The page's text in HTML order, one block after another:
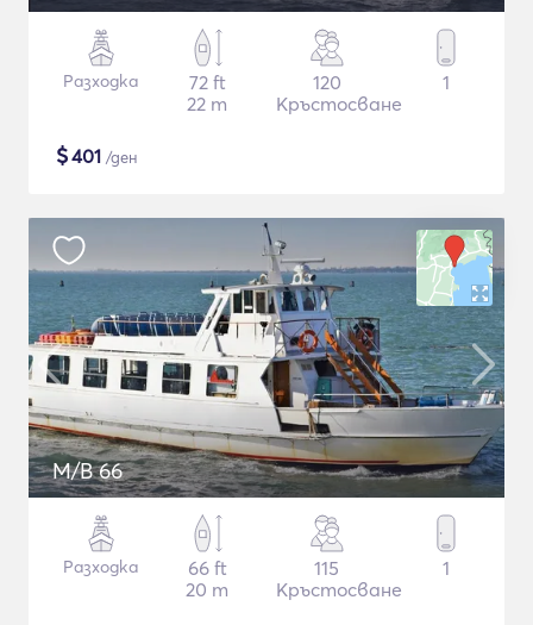
Разходка
72 ft
22 m
120
Кръстосване
1
$401 /ден
M/B 66
Разходка
66 ft
20 m
115
Кръстосване
1